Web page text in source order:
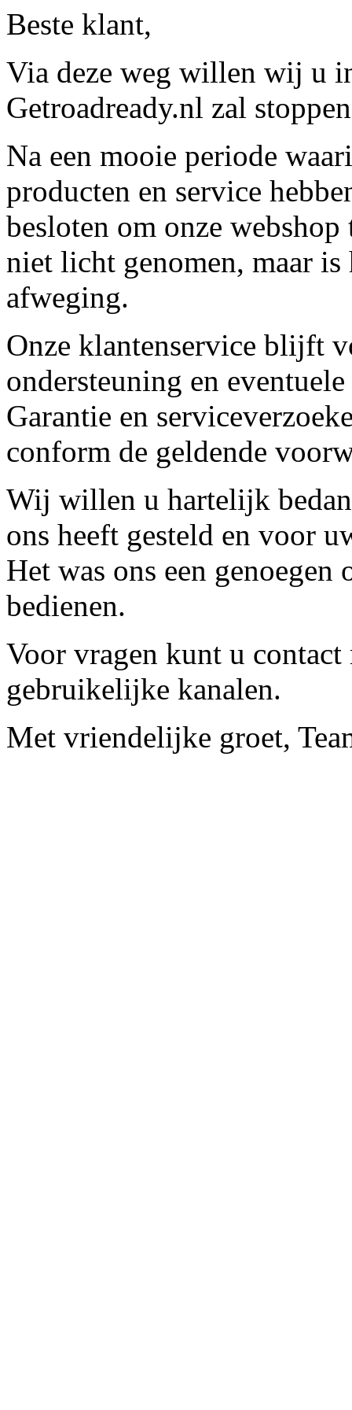
Beste klant,
Via deze weg willen wij u
Getroadready.nl zal
Na een mooie periode
producten en service
besloten om onze
niet licht genomen, maar
afweging.
Onze klantenservice blijft
ondersteuning en
Garantie en
conform de geldende
Wij willen u hartelijk
ons heeft gesteld en voor
Het was ons een
bedienen.
Voor vragen kunt u contact
gebruikelijke kanalen.
Met vriendelijke groet,